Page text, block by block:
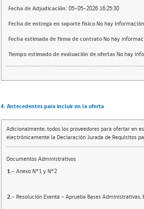
Fecha de Adjudicación: 05-05-2026 16:25:30
Fecha de entrega en soporte fisicoNo hay información
Fecha estimada de firma de contratoNo hay
Tiempo estimado de evaluación de ofertasNo hay
4. Antecedentes para incluir en la oferta
Adicionalmente, todos los proveedores para ofertar en
electrónicamente la Declaración Jurada de Requisitos
Documentos Administrativos
1.- Anexo N°1 y N°2
2.- Resolución Exenta - Aprueba Bases Administrativas,